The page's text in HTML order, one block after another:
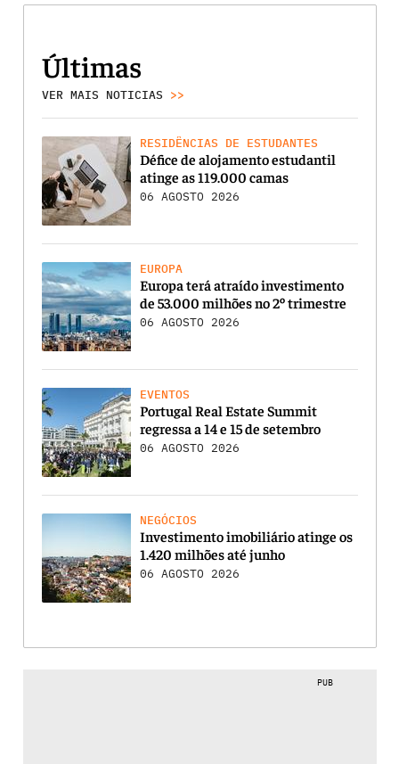
Últimas
VER MAIS NOTICIAS >>
RESIDÊNCIAS DE ESTUDANTES
Défice de alojamento estudantil
atinge as 119.000 camas
06 AGOSTO 2026
EUROPA
Europa terá atraído investimento
de 53.000 milhões no 2º trimestre
06 AGOSTO 2026
EVENTOS
Portugal Real Estate Summit
regressa a 14 e 15 de setembro
06 AGOSTO 2026
NEGÓCIOS
Investimento imobiliário atinge os
1.420 milhões até junho
06 AGOSTO 2026
PUB